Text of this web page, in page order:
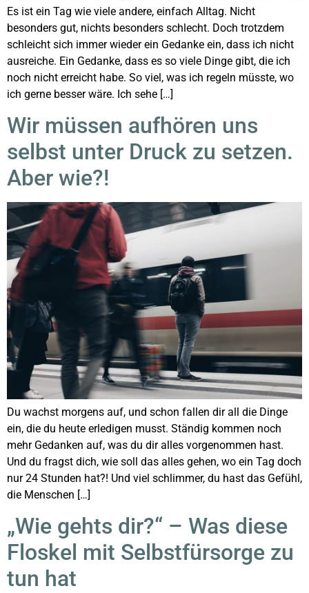
Es ist ein Tag wie viele andere, einfach Alltag. Nicht
besonders gut, nichts besonders schlecht. Doch trotzdem
schleicht sich immer wieder ein Gedanke ein, dass ich nicht
ausreiche. Ein Gedanke, dass es so viele Dinge gibt, die ich
noch nicht erreicht habe. So viel, was ich regeln müsste, wo
ich gerne besser wäre. Ich sehe […]
Wir müssen aufhören uns
selbst unter Druck zu setzen.
Aber wie?!
Du wachst morgens auf, und schon fallen dir all die Dinge
ein, die du heute erledigen musst. Ständig kommen noch
mehr Gedanken auf, was du dir alles vorgenommen hast.
Und du fragst dich, wie soll das alles gehen, wo ein Tag doch
nur 24 Stunden hat?! Und viel schlimmer, du hast das Gefühl,
die Menschen […]
„Wie gehts dir?“ – Was diese
Floskel mit Selbstfürsorge zu
tun hat